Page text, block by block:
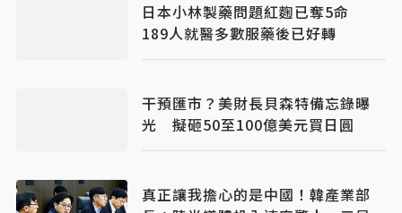
日本小林製藥問題紅麴已奪5命
189人就醫多數服藥後已好轉
干預匯市？美財長貝森特備忘錄曝
光 擬砸50至100億美元買日圓
真正讓我擔心的是中國！韓產業部